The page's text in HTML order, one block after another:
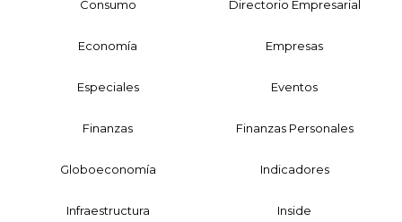
Consumo Directorio Empresarial
Economía Empresas
Especiales Eventos
Finanzas Finanzas Personales
Globoeconomía Indicadores
Infraestructura Inside